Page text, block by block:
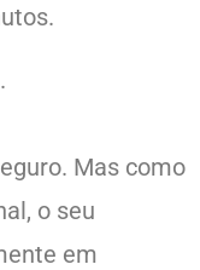
Mas como
o seu
em